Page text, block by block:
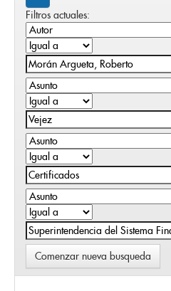
Filtros actuales:
Comenzar nueva busqueda